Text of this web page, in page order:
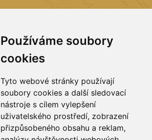
Používáme soubory
cookies
Tyto webové stránky používají
soubory cookies a další sledovací
nástroje s cílem vylepšení
uživatelského prostředí, zobrazení
přizpůsobeného obsahu a reklam,